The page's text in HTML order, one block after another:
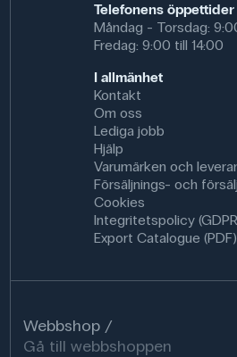
Telefonens öppettider
Måndag - Torsdag:
Fredag: 9:00 till 14:00
I allmänhet
Kontakt
Om oss
Lediga jobb
Hjälp
Varumärken och
Försäljnings- och
Cookies
Integritetspolicy
Export Catalogue (PDF)
Webbshop
Gå till webbshoppen